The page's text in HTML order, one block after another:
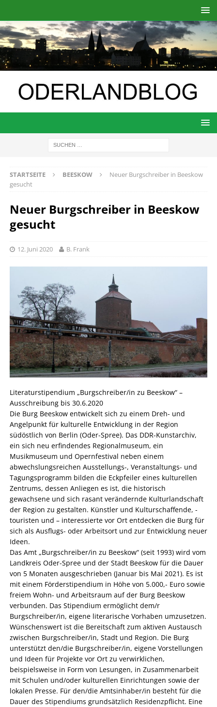
STARTSEITE BEESKOW
Neuer Burgschreiber in Beeskow
gesucht
Neuer Burgschreiber in Beeskow
gesucht
12. Juni 2020 B. Frank
Literaturstipendium „Burgschreiber/in zu Beeskow“ –
Ausschreibung bis 30.6.2020
Die Burg Beeskow entwickelt sich zu einem Dreh- und
Angelpunkt für kulturelle Entwicklung in der Region
südöstlich von Berlin (Oder-Spree). Das DDR-Kunstarchiv,
ein sich neu erfindendes Regionalmuseum, ein
Musikmuseum und Opernfestival neben einem
abwechslungsreichen Ausstellungs-, Veranstaltungs- und
Tagungsprogramm bilden die Eckpfeiler eines kulturellen
Zentrums, dessen Anliegen es ist, die historisch
gewachsene und sich rasant verändernde Kulturlandschaft
der Region zu gestalten. Künstler und Kulturschaffende, -
touristen und – interessierte vor Ort entdecken die Burg für
sich als Ausflugs- oder Arbeitsort und zur Entwicklung neuer
Ideen.
Das Amt „Burgschreiber/in zu Beeskow“ (seit 1993) wird vom
Landkreis Oder-Spree und der Stadt Beeskow für die Dauer
von 5 Monaten ausgeschrieben (Januar bis Mai 2021). Es ist
mit einem Förderstipendium in Höhe von 5.000,- Euro sowie
freiem Wohn- und Arbeitsraum auf der Burg Beeskow
verbunden. Das Stipendium ermöglicht dem/r
Burgschreiber/in, eigene literarische Vorhaben umzusetzen.
Wünschenswert ist die Bereitschaft zum aktiven Austausch
zwischen Burgschreiber/in, Stadt und Region. Die Burg
unterstützt den/die Burgschreiber/in, eigene Vorstellungen
und Ideen für Projekte vor Ort zu verwirklichen,
beispielsweise in Form von Lesungen, in Zusammenarbeit
mit Schulen und/oder kulturellen Einrichtungen sowie der
lokalen Presse. Für den/die Amtsinhaber/in besteht für die
Dauer des Stipendiums grundsätzlich Residenzpflicht. Eine